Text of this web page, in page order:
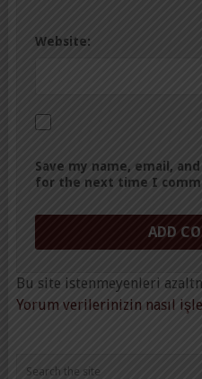
Website:
Save my name, email,
for the next time I
Bu site istenmeyenleri
Yorum verilerinizin nasıl